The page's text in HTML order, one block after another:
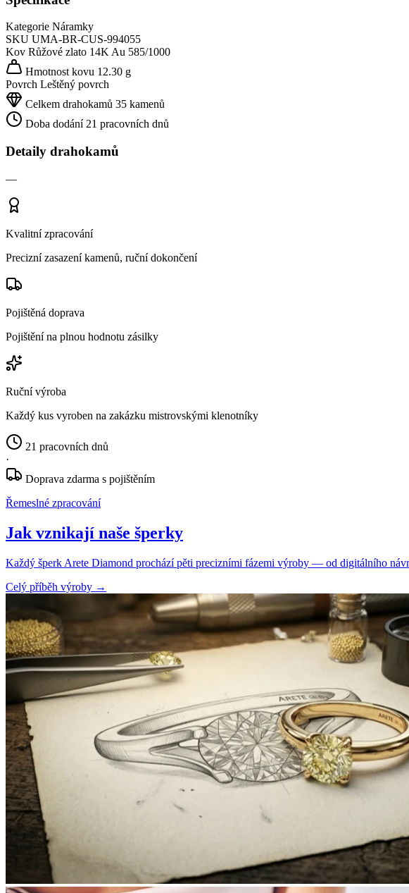
Kategorie Náramky
SKU UMA-BR-CUS-994055
Kov Růžové zlato 14KAu 585/1000
Hmotnost kovu 12.30 g
Povrch Leštěný povrch
Celkem drahokamů 35 kamenů
Doba dodání 21 pracovních dnů
Detaily drahokamů
—
Kvalitní zpracování
Precizní zasazení kamenů, ruční dokončení
Pojištěná doprava
Pojištění na plnou hodnotu zásilky
Ruční výroba
Každý kus vyroben na zakázku mistrovskými klenotníky
21 pracovních dnů
·
Doprava zdarma s pojištěním
Řemeslné zpracování
Jak vznikají naše šperky
Každý šperk Arete Diamond prochází pěti precizními fázemi výroby — od digitálního
Celý příběh výroby →